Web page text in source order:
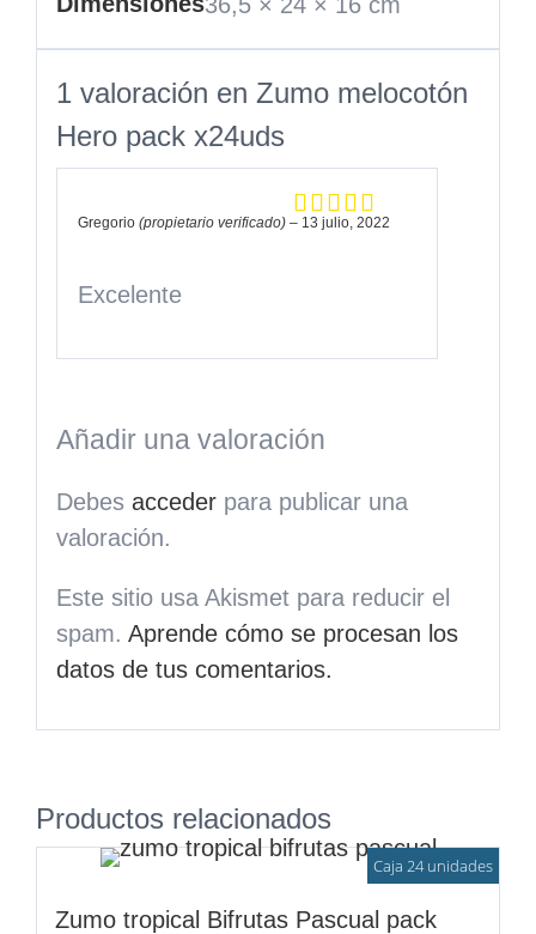
1 valoración en Zumo melocotón
Hero pack x24uds
Valorado en
Gregorio(propietario verificado) – 13 julio, 2022
Excelente
Añadir una valoración
Debes accederpara publicar una
valoración.
Este sitio usa Akismet para reducir el
spam. Aprende cómo se procesan los
datos de tus comentarios.
Productos relacionados
Caja 24 unidades
Zumo tropical Bifrutas Pascual pack